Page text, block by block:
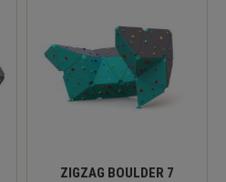
ZIGZAG BOULDER 7